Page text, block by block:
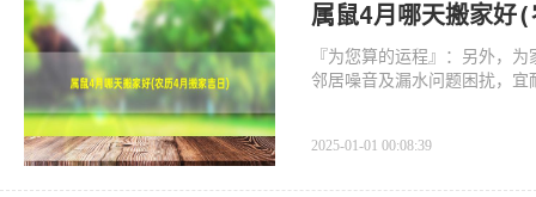
属鼠4月哪天搬家好
『为您算的运程』：另外，
邻居噪音及漏水问题困扰，
2025-01-01 00:08:39